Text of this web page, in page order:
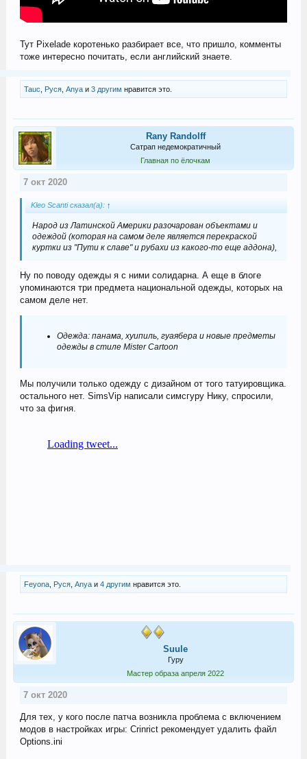
Тут Pixelade коротенько разбирает все, что пришло, комменты
тоже интересно почитать, если английский знаете.
Tauc Руся, Anyaи 3 другим нравится это.
Rany Randolff
Сатрап недемократичный
Главная по ёлочкам
7 окт 2020
Kleo Scanti сказал(а): ↑
Народ из Латинской Америки разочарован объектами и
одеждой (которая на самом деле является перекраской
куртки из "Пути к славе" и рубахи из какого-то еще аддона),
Ну по поводу одежды я с ними солидарна. А еще в блоге
упоминаются три предмета национальной одежды, которых на
самом деле нет.
Одежда: панама, хуипиль, гуаябера и новые предметы
одежды в стиле Mister Cartoon
Мы получили только одежду с дизайном от того татуировщика.
остального нет. SimsVip написали симсгуру Нику, спросили,
что за фигня.
Feyona, Руся, Anyaи 4 другим нравится это.
Suule
Гуру
Мастер образа апреля 2022
7 окт 2020
Для тех, у кого после патча возникла проблема с включением
модов в настройках игры: Crinrict рекомендует удалить файл
Options.ini